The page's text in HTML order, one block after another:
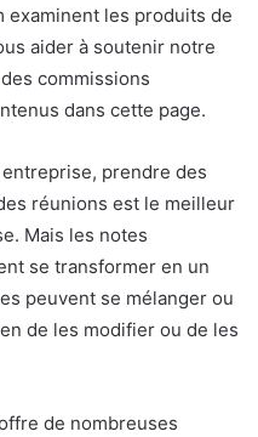
examinent les produits de
aider à soutenir notre
commissions
dans cette page.
entreprise, prendre des
réunions est le meilleur
Mais les notes
se transformer en un
peuvent se mélanger ou
de les modifier ou de les
de nombreuses